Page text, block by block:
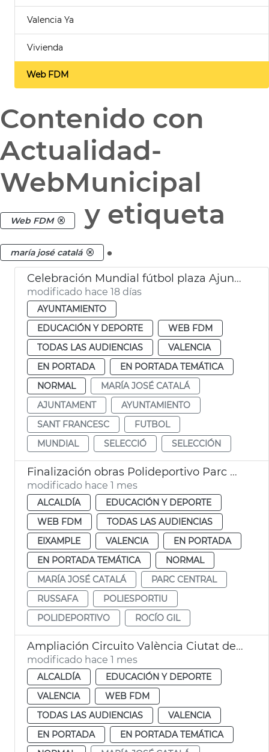
Valencia Ya
Vivienda
Web FDM
Contenido con
Actualidad-
WebMunicipal
Web FDM y etiqueta
maría josé catalá .
Celebración Mundial fútbol plaza Ajuntament València
modificado hace 18 días
AYUNTAMIENTO
EDUCACIÓN Y DEPORTE
WEB FDM
TODAS LAS AUDIENCIAS
VALENCIA
EN PORTADA
EN PORTADA TEMÁTICA
NORMAL
MARÍA JOSÉ CATALÁ
AJUNTAMENT
AYUNTAMIENTO
SANT FRANCESC
FUTBOL
MUNDIAL
SELECCIÓ SELECCIÓN
Finalización obras Polideportivo Parc Central València
modificado hace 1 mes
ALCALDÍA
EDUCACIÓN Y DEPORTE
WEB FDM
TODAS LAS AUDIENCIAS
EIXAMPLE
VALENCIA
EN PORTADA
EN PORTADA TEMÁTICA
NORMAL
MARÍA JOSÉ CATALÁ
PARC CENTRAL
RUSSAFA
POLIESPORTIU
POLIDEPORTIVO
ROCÍO GIL
Ampliación Circuito València Ciutat del Running
modificado hace 1 mes
ALCALDÍA
EDUCACIÓN Y DEPORTE
VALENCIA
WEB FDM
TODAS LAS AUDIENCIAS
VALENCIA
EN PORTADA
EN PORTADA TEMÁTICA